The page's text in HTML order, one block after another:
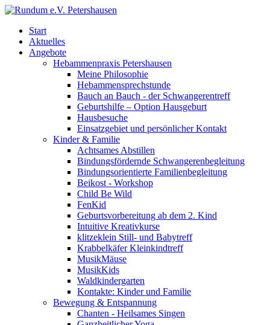
Start
Aktuelles
Angebote
Hebammenpraxis Petershausen
Meine Philosophie
Hebammensprechstunde
Bauch an Bauch - der Schwangerentreff
Geburtshilfe – Option Hausgeburt
Hausbesuche
Einsatzgebiet und persönlicher Kontakt
Kinder & Familie
Achtsames Abstillen
Bindungsfördernde Schwangerenbegleitung
Bindungsorientierte Familienbegleitung
Beikost - Workshop
Child Be Wild
FenKid
Geburtsvorbereitung ab dem 2. Kind
Intuitive Kreativkurse
klitzeklein Still- und Babytreff
Krabbelkäfer Kleinkindtreff
MusikMäuse
MusikKids
Waldkindergarten
Kontakte: Kinder und Familie
Bewegung & Entspannung
Chanten - Heilsames Singen